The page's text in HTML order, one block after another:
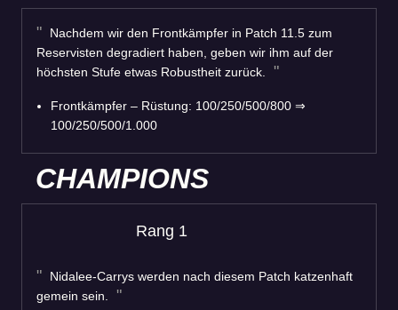
Nachdem wir den Frontkämpfer in Patch 11.5 zum
Reservisten degradiert haben, geben wir ihm auf der
höchsten Stufe etwas Robustheit zurück.
Frontkämpfer – Rüstung: 100/250/500/800 ⇒
100/250/500/1.000
CHAMPIONS
Rang 1
Nidalee-Carrys werden nach diesem Patch katzenhaft
gemein sein.